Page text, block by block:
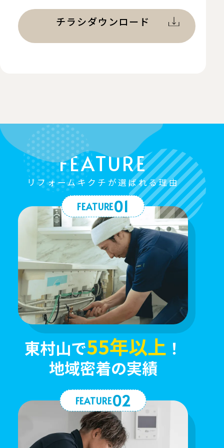
チラシダウンロード
リフォームキクチが選ばれる理由
FEATURE01
東村山で55年以上 ！
地域密着の実績
FEATURE02